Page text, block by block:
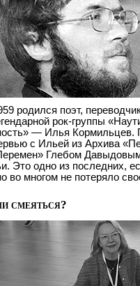
родился поэт,
рок-группы
— Илья
с Ильей из Архива
Глебом
Это одно из последних,
во многом не потеряло
смеяться?